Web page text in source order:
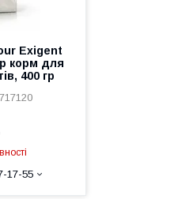
Exigent
корм для
400 гр
17-55